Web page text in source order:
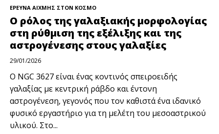
ΕΡΕΥΝΑ ΑΙΧΜΗΣ ΣΤΟΝ ΚΟΣΜΟ
Ο ρόλος της γαλαξιακής μορφολογίας
στη ρύθμιση της εξέλιξης και της
αστρογένεσης στους γαλαξίες
29/01/2026
Ο NGC 3627 είναι ένας κοντινός σπειροειδής
γαλαξίας με κεντρική ράβδο και έντονη
αστρογένεση, γεγονός που τον καθιστά ένα ιδανικό
φυσικό εργαστήριο για τη μελέτη του μεσοαστρικού
υλικού. Στο...